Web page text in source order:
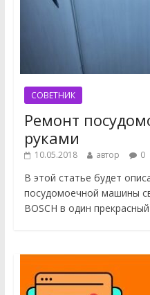
СОВЕТНИК
Ремонт
руками
10.05.2018 автор 0
В этой статье будет
посудомоечной машины
BOSCH в один